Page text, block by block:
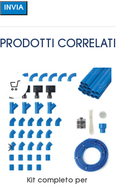
PRODOTTI CORRELATI
Kit completo per